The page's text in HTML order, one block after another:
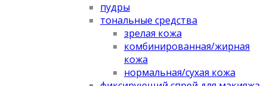
пудры
тональные средства
зрелая кожа
комбинированная/жирная
кожа
нормальная/cухая кожа